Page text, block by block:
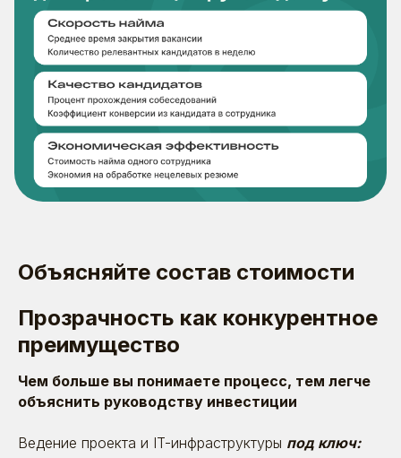
Объясняйте состав стоимости
Прозрачность как конкурентное
преимущество
Чем больше вы понимаете процесс, тем легче
объяснить руководству инвестиции
Ведение проекта и IT-инфраструктуры под ключ:
Время прочтения: ~ 12 минут
безработице
Время прочтения: ~ 17 минут Кейсы